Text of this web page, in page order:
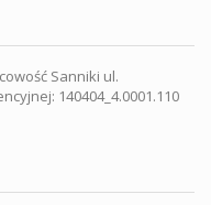
Sanniki ul.
140404_4.0001.110